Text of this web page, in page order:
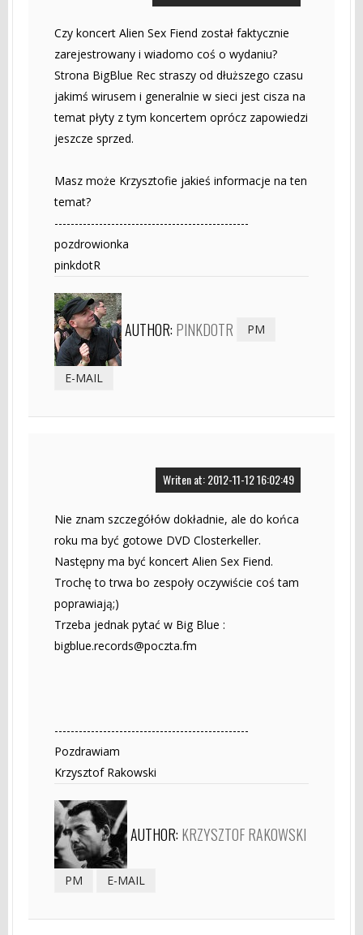
Czy koncert Alien Sex Fiend został faktycznie
zarejestrowany i wiadomo coś o wydaniu?
Strona BigBlue Rec straszy od dłuższego czasu
jakimś wirusem i generalnie w sieci jest cisza na
temat płyty z tym koncertem oprócz zapowiedzi
jeszcze sprzed.
Masz może Krzysztofie jakieś informacje na ten
temat?
------------------------------------------------
pozdrowionka
pinkdotR
AUTHOR: PINKDOTR PM
E-MAIL
Writen at: 2012-11-12 16:02:49
Nie znam szczegółów dokładnie, ale do końca
roku ma być gotowe DVD Closterkeller.
Następny ma być koncert Alien Sex Fiend.
Trochę to trwa bo zespoły oczywiście coś tam
poprawiają;)
Trzeba jednak pytać w Big Blue :
bigblue.records@poczta.fm
------------------------------------------------
Pozdrawiam
Krzysztof Rakowski
AUTHOR: KRZYSZTOF RAKOWSKI
PM E-MAIL